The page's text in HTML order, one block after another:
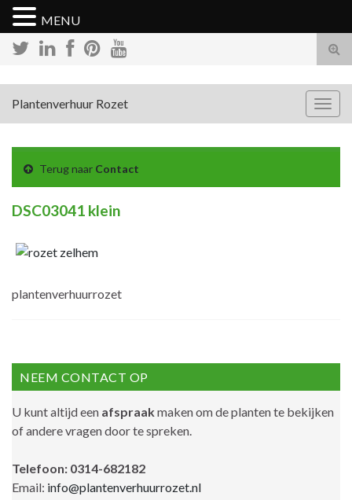
Plantenverhuur Rozet
Terug naar Contact
DSC03041 klein
plantenverhuurrozet
NEEM CONTACT OP
U kunt altijd een afspraakmaken om de planten te bekijken
of andere vragen door te spreken.
Telefoon: 0314-682182
Email: info@plantenverhuurrozet.nl
MENU